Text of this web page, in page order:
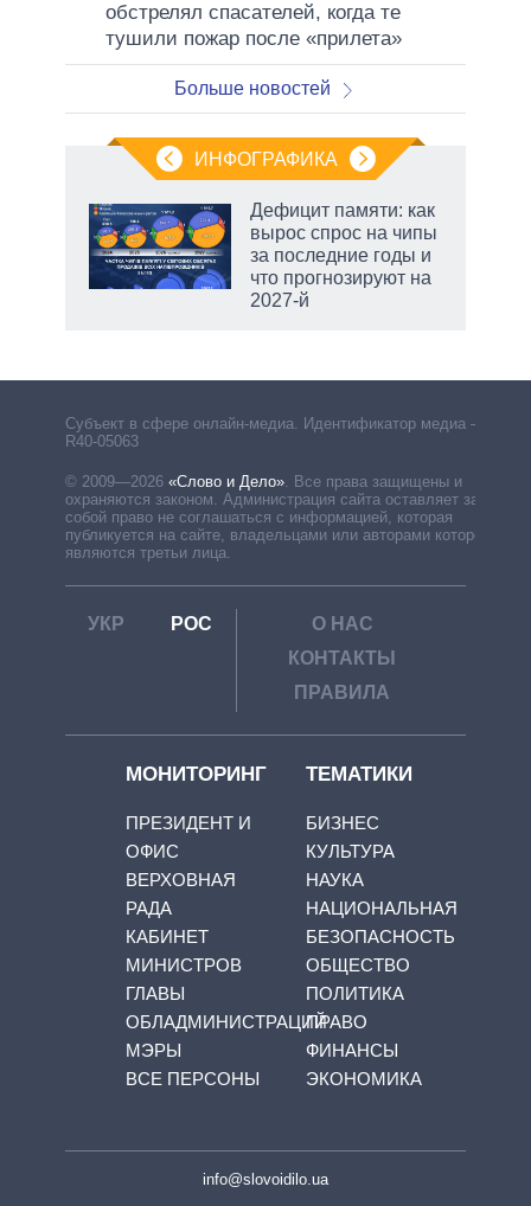
обстрелял спасателей, когда те
тушили пожар после «прилета»
Больше новостей
ИНФОГРАФИКА
Дефицит памяти: как
вырос спрос на чипы
за последние годы и
что прогнозируют на
2027-й
Субъект в сфере онлайн-медиа. Идентификатор медиа –
R40-05063
© 2009—2026 «Слово и Дело». Все права защищены и
охраняются законом. Администрация сайта оставляет за
собой право не соглашаться с информацией, которая
публикуется на сайте, владельцами или авторами которой
являются третьи лица.
УКР РОС
О НАС
КОНТАКТЫ
ПРАВИЛА
МОНИТОРИНГ
ПРЕЗИДЕНТ И
ОФИС
ВЕРХОВНАЯ
РАДА
КАБИНЕТ
МИНИСТРОВ
ГЛАВЫ
ОБЛАДМИНИСТРАЦИЙ
МЭРЫ
ВСЕ ПЕРСОНЫ
ТЕМАТИКИ
БИЗНЕС
КУЛЬТУРА
НАУКА
НАЦИОНАЛЬНАЯ
БЕЗОПАСНОСТЬ
ОБЩЕСТВО
ПОЛИТИКА
ПРАВО
ФИНАНСЫ
ЭКОНОМИКА
info@slovoidilo.ua